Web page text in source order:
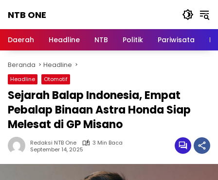
NTB ONE
dan
Berita
Lombok
Daerah Headline NTB Politik Pariwisata
Beranda Headline
Headline Otomotif
Sejarah Balap Indonesia, Empat
Pebalap Binaan Astra Honda Siap
Melesat di GP Misano
Redaksi NTB One
3 Min Baca
September 14, 2025